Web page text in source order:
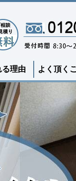
理由 よく頂く